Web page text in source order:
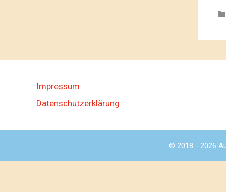
Impressum
Datenschutzerklärung
© 2018 - 2026